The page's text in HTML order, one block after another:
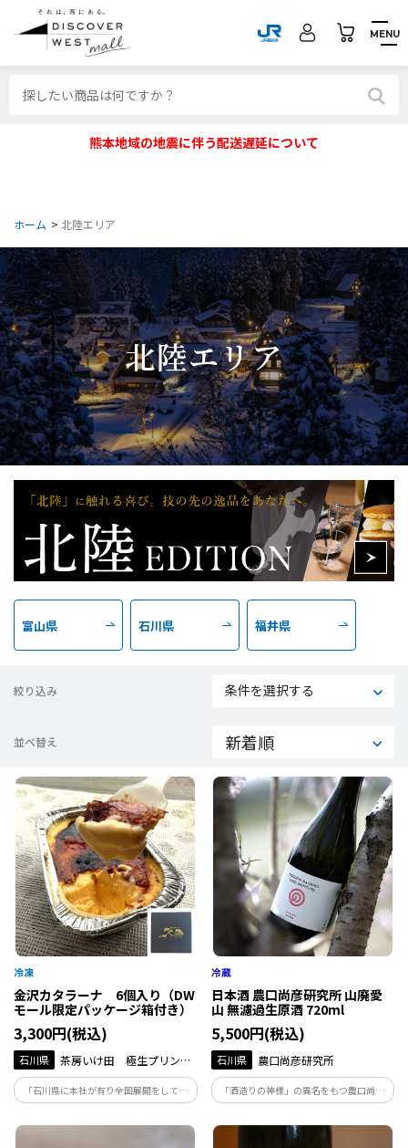
MENU
熊本地域の地震に伴う配送遅延について
ホーム > 北陸エリア
北陸エリア
富山県 石川県 福井県
絞り込み 条件を選択する
並べ替え
金沢カタラーナ 6個入り（DW
モール限定パッケージ箱付き）
3,300円(税込)
石川県
茶房いけ田 極生プリン専
門店いけ田総本店
「石川県に本社が有り全国展開をしてい
る極生プリン専門店が開発した第二弾の
お土産商品が登場！「金沢カタラーナが
日本酒 農口尚彦研究所 山廃愛
山 無濾過生原酒 720ml
5,500円(税込)
石川県 農口尚彦研究所
「酒造りの神様」の異名をもつ農口尚彦
によって醸された酒は、人生を捧げ、磨き
上げた味。地下93ｍから湧き出る霊峰白
山の雪解け水で仕込む無濾過生原酒は絶